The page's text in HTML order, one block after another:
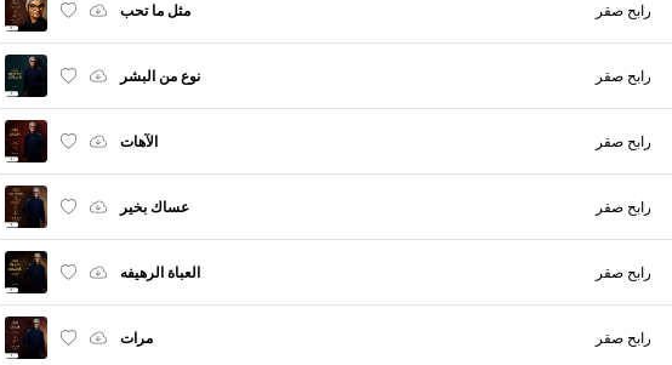
مثل ما تحب رابح صقر
نوع من البشر رابح صقر
الآهات رابح صقر
عساك بخير رابح صقر
العباة الرهيفه رابح صقر
مرات رابح صقر